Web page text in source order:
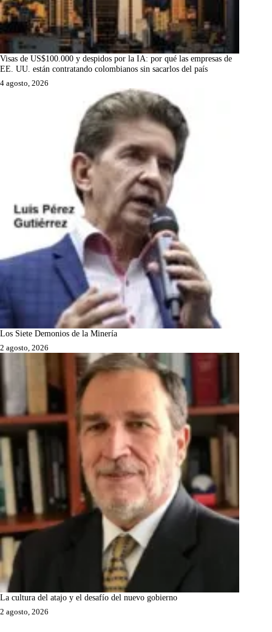
Visas de US$100.000 y despidos por la IA: por qué las empresas de
EE. UU. están contratando colombianos sin sacarlos del país
4 agosto, 2026
Los Siete Demonios de la Minería
2 agosto, 2026
La cultura del atajo y el desafío del nuevo gobierno
2 agosto, 2026